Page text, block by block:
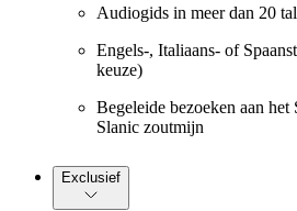
Audiogids in meer dan 20
Engels-, Italiaans- of
keuze)
Begeleide bezoeken aan
Slanic zoutmijn
Exclusief